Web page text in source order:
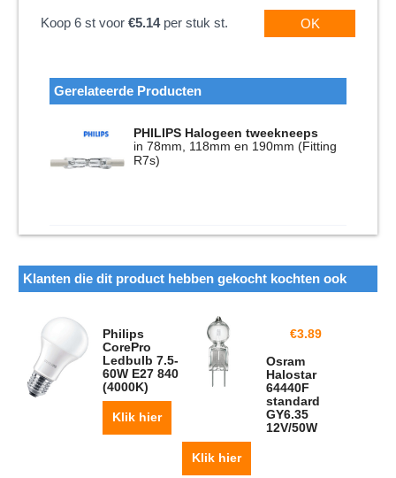
Koop 6 st voor €5.14per stuk st. OK
Gerelateerde Producten
PHILIPS Halogeen tweekneeps
in 78mm, 118mm en 190mm (Fitting
R7s)
Klanten die dit product hebben gekocht kochten ook
Philips
CorePro
Ledbulb 7.5-
60W E27 840
(4000K)
Klik hier
€3.89
Osram
Halostar
64440F
standard
GY6.35
12V/50W
Klik hier